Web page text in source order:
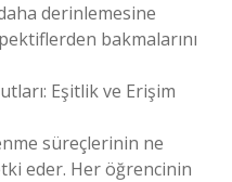
derinlemesine
bakmalarını
Eşitlik ve Erişim
süreçlerinin ne
eder. Her öğrencinin